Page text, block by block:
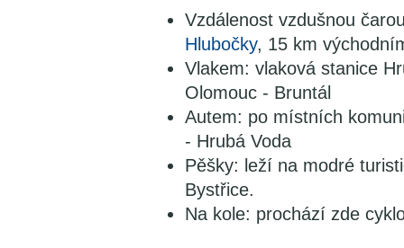
Vzdálenost vzdušnou
Hlubočky, 15 km
Vlakem: vlaková stanice
Olomouc - Bruntál
Autem: po místních
- Hrubá Voda
Pěšky: leží na modré
Bystřice.
Na kole: prochází zde